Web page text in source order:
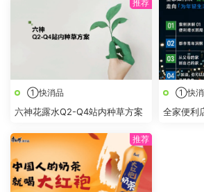
①快消品
六神花露水Q2-Q4站内种草方案
①快消
全家便利